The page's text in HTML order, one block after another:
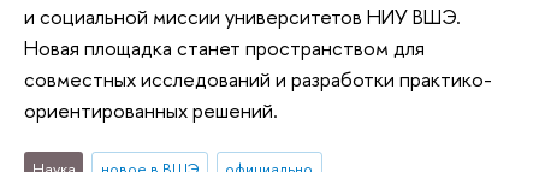
и социальной миссии университетов НИУ ВШЭ.
Новая площадка станет пространством для
совместных исследований и разработки практико-
ориентированных решений.